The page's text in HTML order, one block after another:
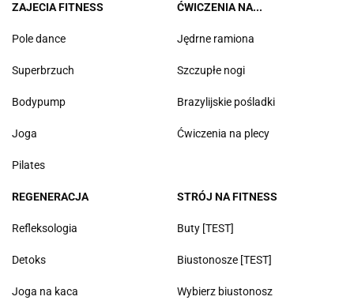
ZAJECIA FITNESS
Pole dance
Superbrzuch
Bodypump
Joga
Pilates
ĆWICZENIA NA...
Jędrne ramiona
Szczupłe nogi
Brazylijskie pośladki
Ćwiczenia na plecy
REGENERACJA
Refleksologia
Detoks
Joga na kaca
STRÓJ NA FITNESS
Buty [TEST]
Biustonosze [TEST]
Wybierz biustonosz